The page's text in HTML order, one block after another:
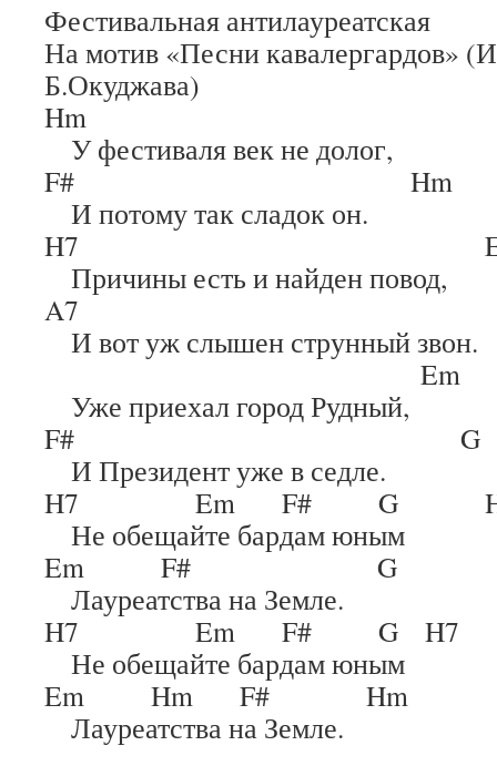
Фестивальная антилауреатская
На мотив «Песни кавалергардов»
Б.Окуджава)
Hm
У фестиваля век не долог,
F# Hm
И потому так сладок он.
H7
Причины есть и найден повод,
A7
И вот уж слышен струнный звон.
Em
Уже приехал город Рудный,
F# G
И Президент уже в седле.
H7 Em F# G
Не обещайте бардам юным
Em F# G
Лауреатства на Земле.
H7 Em F# G H7
Не обещайте бардам юным
Em Hm F# Hm
Лауреатства на Земле.